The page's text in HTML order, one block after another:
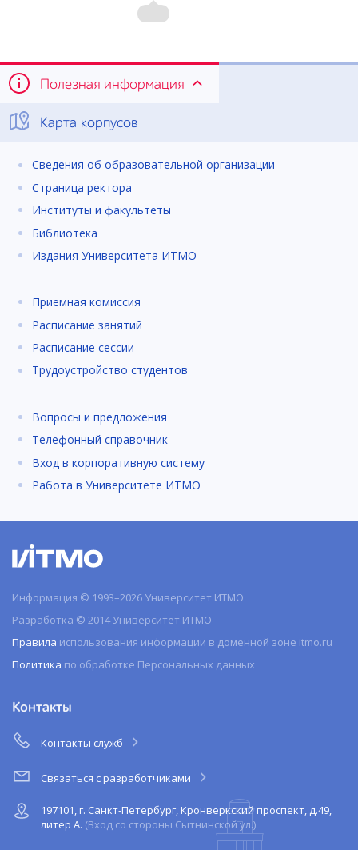
Полезная информация
Карта корпусов
Сведения об образовательной организации
Страница ректора
Институты и факультеты
Библиотека
Издания Университета ИТМО
Приемная комиссия
Расписание занятий
Расписание сессии
Трудоустройство студентов
Вопросы и предложения
Телефонный справочник
Вход в корпоративную систему
Работа в Университете ИТМО
Информация © 1993–2026 Университет ИТМО
Разработка © 2014 Университет ИТМО
Правила использования информации в доменной зоне itmo.ru
Политика по обработке Персональных данных
Контакты
Контакты служб
Связаться с разработчиками
197101, г. Санкт-Петербург, Кронверкский проспект, д.49,
литер А. (Вход со стороны Сытнинской ул.)